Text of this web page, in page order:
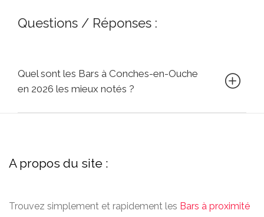
Questions / Réponses :
Quel sont les Bars à Conches-en-Ouche
en 2026 les mieux notés ?
A propos du site :
Trouvez simplement et rapidement les Bars à proximité